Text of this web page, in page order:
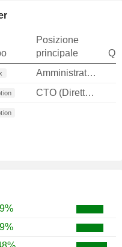
Posizione
principale
Amministratore
CTO (Direttore tecnico)